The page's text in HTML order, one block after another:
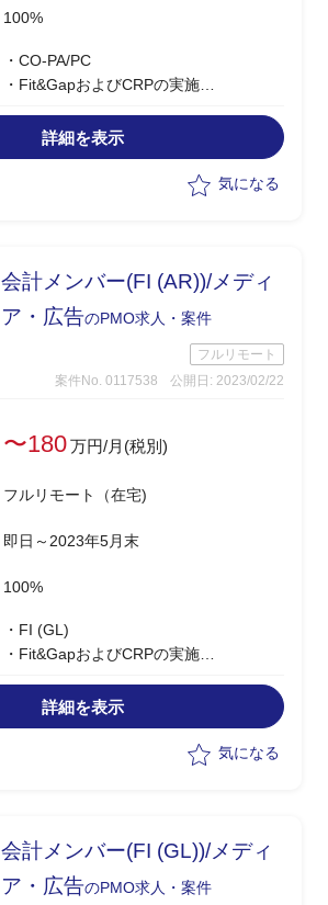
100%
・CO-PA/PC
・Fit&GapおよびCRPの実施
詳細を表示
気になる
会計メンバー(FI (AR))/メディ
ア・広告のPMO求人・案件
フルリモート
案件No. 0117538
公開日: 2023/02/22
〜180万円/月(税別)
フルリモート（在宅)
即日～2023年5月末
100%
・FI (GL)
・Fit&GapおよびCRPの実施
詳細を表示
気になる
会計メンバー(FI (GL))/メディ
ア・広告のPMO求人・案件